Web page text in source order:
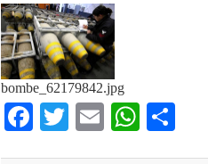
bombe_62179842.jpg
Facebook
TwitterEmail